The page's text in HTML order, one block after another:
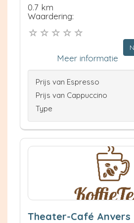
0.7 km
Waardering:
Meer informatie
Prijs van Espresso
Prijs van Cappuccino
Type
Theater-Café Anvers